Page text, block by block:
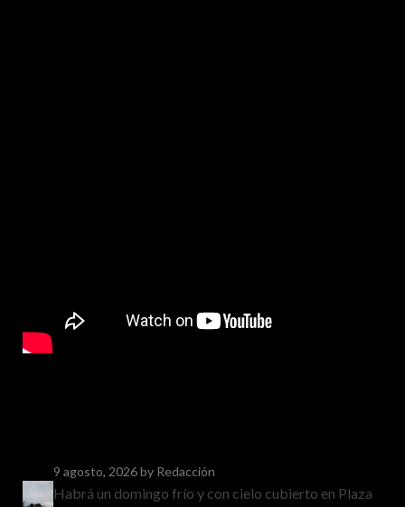
9 agosto, 2026by Redacción
Habrá un domingo frío y con cielo cubierto en Plaza